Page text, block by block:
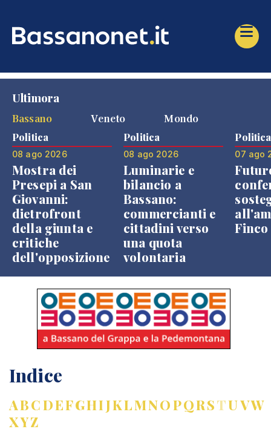
Ultimora
Bassano
Veneto Mondo
Politica
08 ago 2026
Mostra dei
Presepi a San
Giovanni:
dietrofront
della giunta e
critiche
dell'opposizione
Politica
08 ago 2026
Luminarie e
bilancio a
Bassano:
commercianti e
cittadini verso
una quota
volontaria
Politica
07 ago
Finco
Indice
ABCDEFGHIJKLMNOPQRSTUVW
XYZ